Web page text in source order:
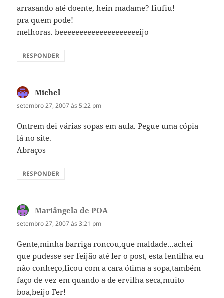
arrasando até doente, hein madame? fiufiu!
pra quem pode!
melhoras. beeeeeeeeeeeeeeeeeeeeijo
RESPONDER
Michel
setembro 27, 2007 às 5:22 pm
Ontrem dei várias sopas em aula. Pegue uma cópia
lá no site.
Abraços
RESPONDER
Mariângela de POA
setembro 27, 2007 às 3:21 pm
Gente,minha barriga roncou,que maldade…achei
que pudesse ser feijão até ler o post, esta lentilha eu
não conheço,ficou com a cara ótima a sopa,também
faço de vez em quando a de ervilha seca,muito
boa,beijo Fer!